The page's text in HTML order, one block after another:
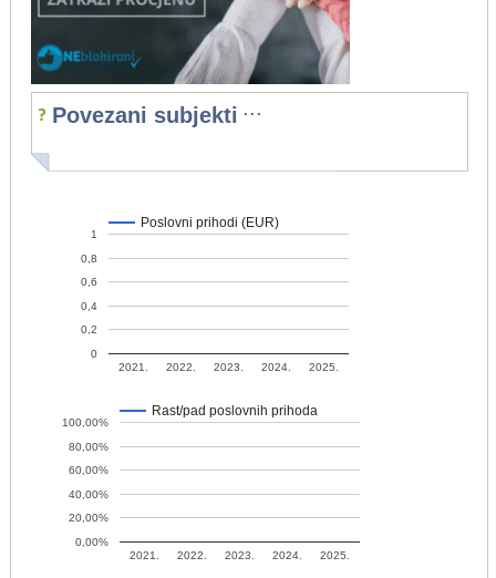
Povezani subjekti ...
Poslovni prihodi (EUR)
2021. 2022. 2023. 2024. 2025.
0
0,2
0,4
0,6
0,8
1
Rast/pad poslovnih prihoda
2021. 2022. 2023. 2024. 2025.
0,00%
20,00%
40,00%
60,00%
80,00%
100,00%